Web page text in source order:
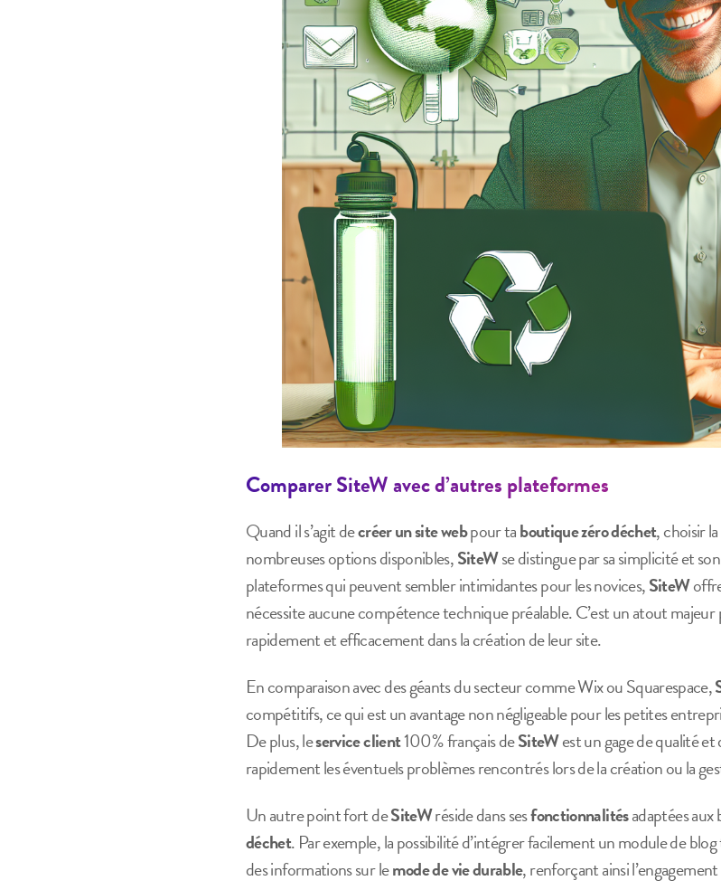
Comparer SiteW avec d’autres plateformes
Quand il s’agit decréer un site webpour taboutique zéro déchet, choisir
nombreuses options disponibles,SiteWse distingue par sa simplicité et
plateformes qui peuvent sembler intimidantes pour les novices,SiteW
nécessite aucune compétence technique préalable. C’est un atout
rapidement et efficacement dans la création de leur site.
En comparaison avec des géants du secteur comme Wix ou Squarespace,
compétitifs, ce qui est un avantage non négligeable pour les petites
De plus, leservice client100% français deSiteWest un gage de qualité
rapidement les éventuels problèmes rencontrés lors de la création ou la
Un autre point fort deSiteWréside dans sesfonctionnalitésadaptées aux
déchet. Par exemple, la possibilité d’intégrer facilement un module de
des informations sur lemode de vie durable, renforçant ainsi